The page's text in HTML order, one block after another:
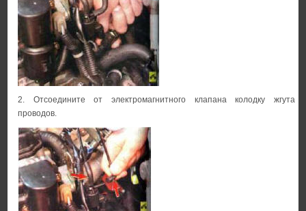
2. Отсоедините от электромагнитного клапана колодку жгута
проводов.